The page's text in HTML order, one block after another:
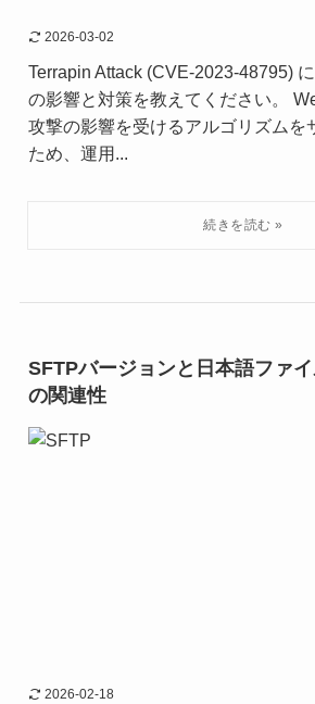
2026-03-02
Terrapin Attack (CVE-2023-48795)
の影響と対策を教えてください。
攻撃の影響を受けるアルゴリズムを
ため、運用...
SFTPバージョンと日本語ファ
の関連性
2026-02-18